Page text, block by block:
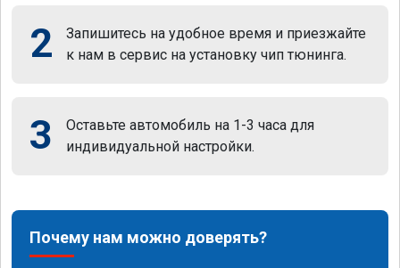
2
Запишитесь на удобное время и приезжайте
к нам в сервис на установку чип тюнинга.
3
Оставьте автомобиль на 1-3 часа для
индивидуальной настройки.
Почему нам можно доверять?